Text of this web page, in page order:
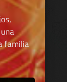
familia